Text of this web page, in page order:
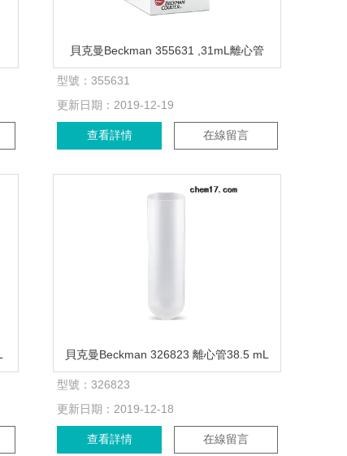
貝克曼Beckman 355631 ,31mL離心管
型號：355631
更新日期： 2019-12-19
查看詳情 在線留言
貝克曼Beckman 326823 離心管38.5 mL
型號：326823
更新日期： 2019-12-18
查看詳情 在線留言